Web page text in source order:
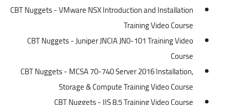
CBT Nuggets - VMware NSX Introduction and Installation
Training Video Course
CBT Nuggets - Juniper JNCIA JN0-101 Training Video
Course
CBT Nuggets - MCSA 70-740 Server 2016 Installation,
Storage & Compute Training Video Course